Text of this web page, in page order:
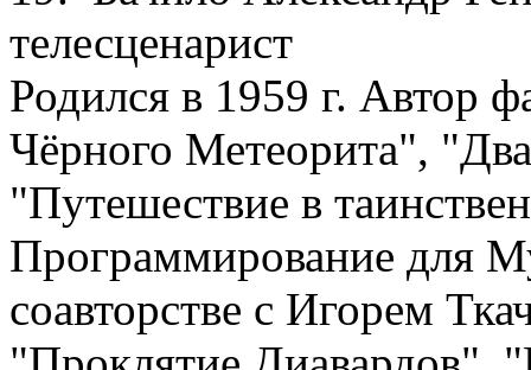
телесценарист
Родился в 1959 г. Автор
Чёрного Метеорита",
"Путешествие в
Программирование для
соавторстве с Игорем